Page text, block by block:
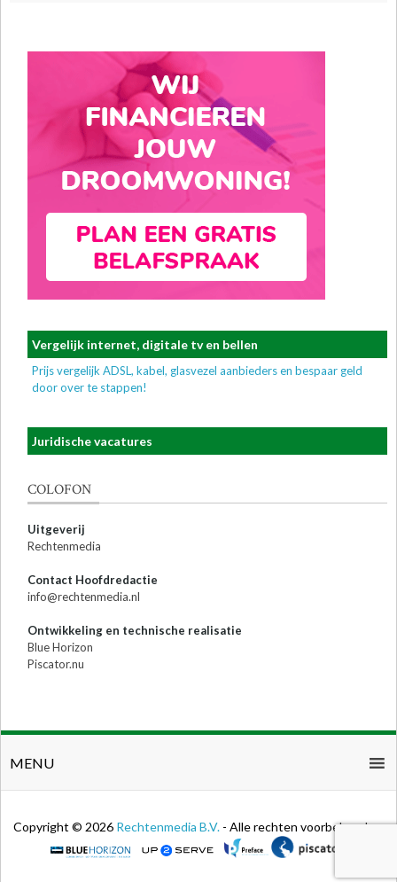
Vergelijk internet, digitale tv en bellen
Prijs vergelijk ADSL, kabel, glasvezel aanbieders en bespaar geld
door over te stappen!
Juridische vacatures
COLOFON
Uitgeverij
Rechtenmedia
Contact Hoofdredactie
info@rechtenmedia.nl
Ontwikkeling en technische realisatie
Blue Horizon
Piscator.nu
MENU
Copyright © 2026 Rechtenmedia B.V. - Alle rechten voorbehouden.